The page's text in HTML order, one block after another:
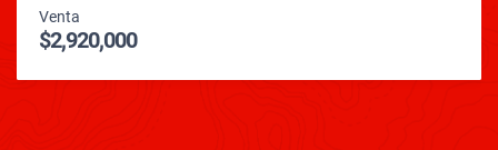
Venta
$2,920,000